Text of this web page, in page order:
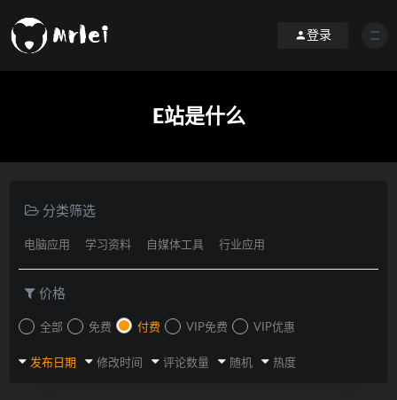
登录
E站是什么
分类筛选
电脑应用 学习资料 自媒体工具 行业应用
价格
全部 免费 付费 VIP免费 VIP优惠
发布日期 修改时间 评论数量 随机 热度